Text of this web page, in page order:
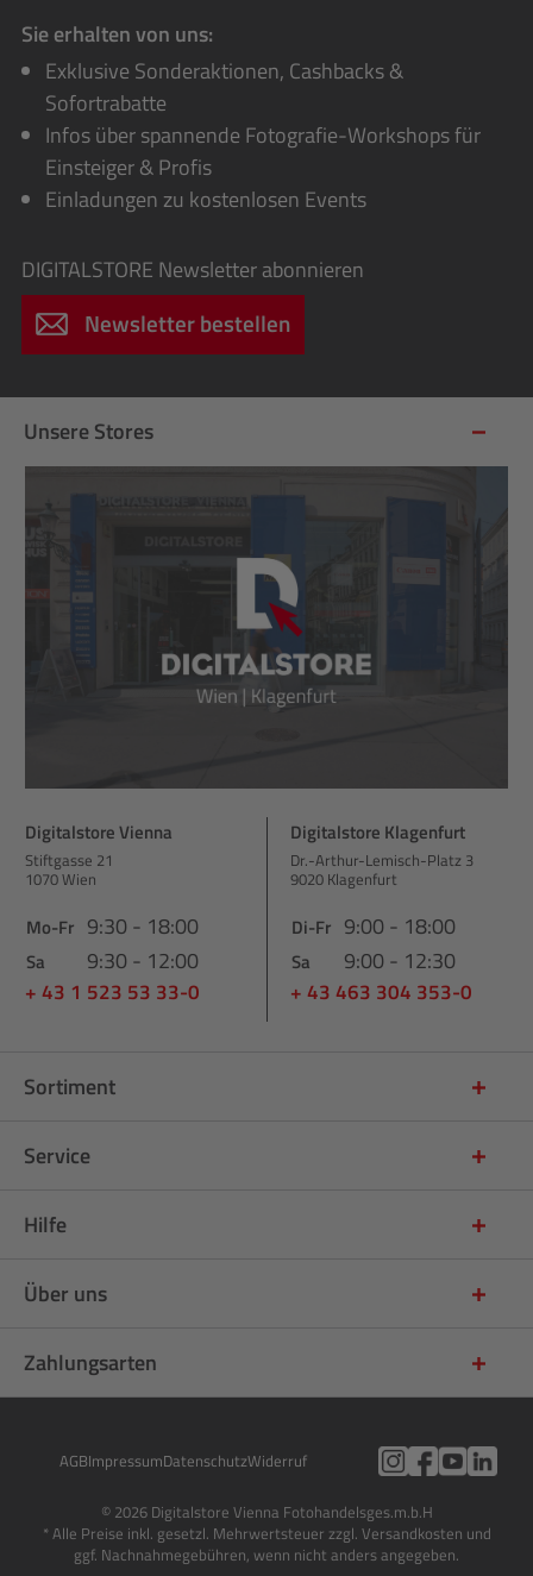
Sie erhalten von uns:
Exklusive Sonderaktionen, Cashbacks &
Sofortrabatte
Infos über spannende Fotografie-Workshops für
Einsteiger & Profis
Einladungen zu kostenlosen Events
DIGITALSTORE Newsletter abonnieren
Newsletter bestellen
Unsere Stores
Digitalstore Vienna
Stiftgasse 21
1070 Wien
Mo-Fr 9:30 - 18:00
Sa 9:30 - 12:00
+ 43 1 523 53 33-0
Digitalstore Klagenfurt
Dr.-Arthur-Lemisch-Platz 3
9020 Klagenfurt
Di-Fr 9:00 - 18:00
Sa 9:00 - 12:30
+ 43 463 304 353-0
Sortiment
Service
Hilfe
Über uns
Zahlungsarten
AGBImpressumDatenschutzWiderruf
© 2026 Digitalstore Vienna Fotohandelsges.m.b.H
* Alle Preise inkl. gesetzl. Mehrwertsteuer zzgl. Versandkosten und
ggf. Nachnahmegebühren, wenn nicht anders angegeben.